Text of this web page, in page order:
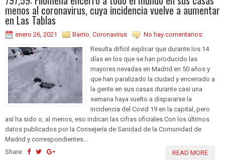
menos al coronavirus, cuya incidencia vuelve a aumentar
en Las Tablas
enero 26, 2021 Barrio, Coronavirus
No hay comentarios:
Resulta difícil explicar que durante los 14
días en los que se han producido las
mayores nevadas en Madrid en 50 años y
que han paralizado la ciudad y encerrado a
la gente en sus casas durante casi una
semana haya vuelto a dispararse la
incidencia del Covid 19 en la capital, pero
así ha sido o, al menos, eso indican las cifras oficiales.Con los últimos
datos publicados por la Consejería de Sanidad de la Comunidad de
Madrid y correspondientes...
Share:
READ MORE